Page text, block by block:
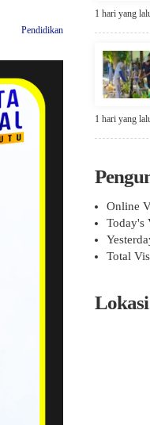
Pendidikan
1 hari yang
1 hari yang
Online
Today's
Total
Lokasi